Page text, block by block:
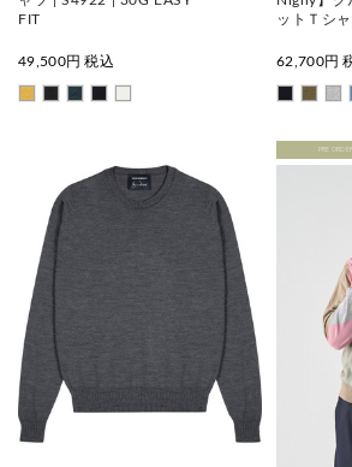
FIT
49,500円 税込
ットＴシ
62,700円
PRE ORDER